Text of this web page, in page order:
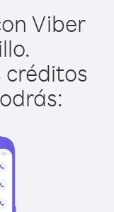
Viber
créditos